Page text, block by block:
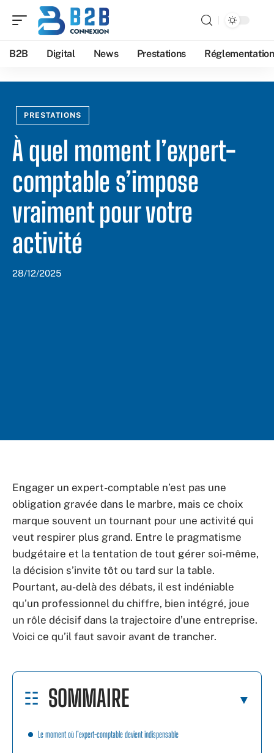
B2B Digital News Prestations Réglementation
PRESTATIONS
À quel moment l’expert-
comptable s’impose
vraiment pour votre
activité
28/12/2025
Engager un expert-comptable n’est pas une
obligation gravée dans le marbre, mais ce choix
marque souvent un tournant pour une activité qui
veut respirer plus grand. Entre le pragmatisme
budgétaire et la tentation de tout gérer soi-même,
la décision s’invite tôt ou tard sur la table.
Pourtant, au-delà des débats, il est indéniable
qu’un professionnel du chiffre, bien intégré, joue
un rôle décisif dans la trajectoire d’une entreprise.
Voici ce qu’il faut savoir avant de trancher.
SOMMAIRE
Le moment où l’expert-comptable devient indispensable